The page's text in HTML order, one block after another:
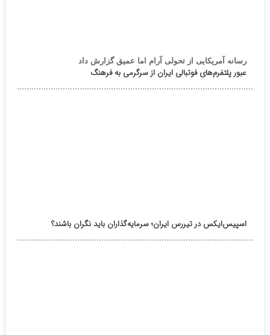
رسانه آمریکایی از تحولی آرام اما عمیق گزارش داد
عبور پلتفرم‌های فوتبالی ایران از سرگرمی به فرهنگ
اسپیس‌ایکس در تیررس ایران؛ سرمایه‌گذاران باید نگران باشند؟